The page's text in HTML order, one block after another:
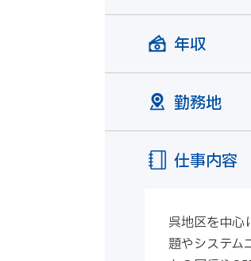
年収
勤務地
仕事内容
呉地区を中心
題やシステム